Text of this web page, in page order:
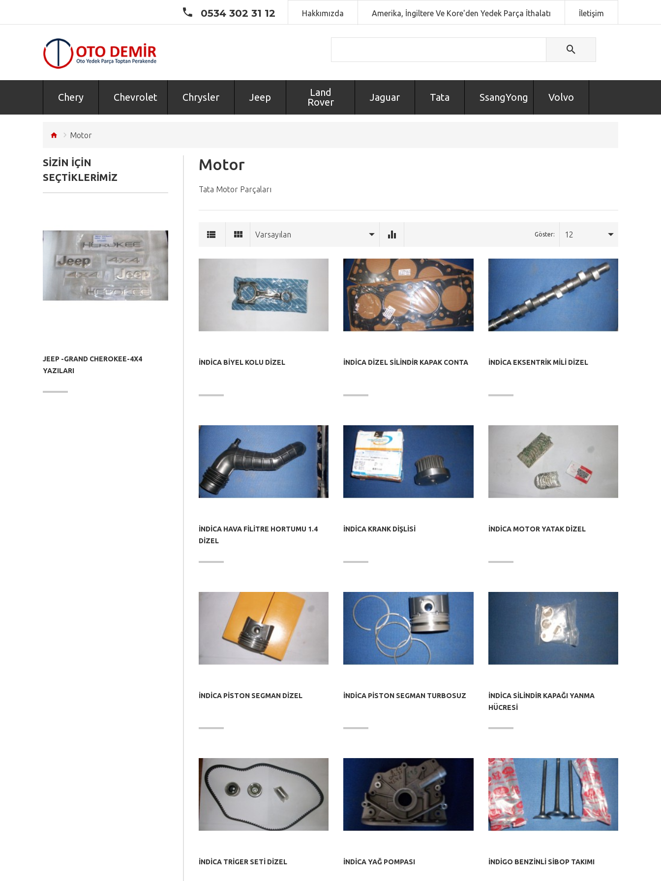
Hakkımızda Amerika, İngiltere Ve Kore'den Yedek Parça İthalatı İletişim
0534 302 31 12
Chery Chevrolet Chrysler Jeep
Land
Rover
Jaguar Tata SsangYong Volvo
Motor
SIZIN IÇIN
SEÇTIKLERIMIZ
JEEP -GRAND CHEROKEE-4X4
YAZILARI
Motor
Tata Motor Parçaları
Varsayılan Göster: 12
İNDİCA BİYEL KOLU DİZEL İNDİCA DİZEL SİLİNDİR KAPAK CONTA İNDİCA EKSENTRİK MİLİ DİZEL
İNDİCA HAVA FİLİTRE HORTUMU 1.4
DİZEL
İNDİCA KRANK DİŞLİSİ İNDİCA MOTOR YATAK DİZEL
İNDİCA PİSTON SEGMAN DİZEL İNDİCA PİSTON SEGMAN TURBOSUZ
İNDİCA SİLİNDİR KAPAĞI YANMA
HÜCRESİ
İNDİCA TRİGER SETİ DİZEL İNDİCA YAĞ POMPASI İNDİGO BENZİNLİ SİBOP TAKIMI